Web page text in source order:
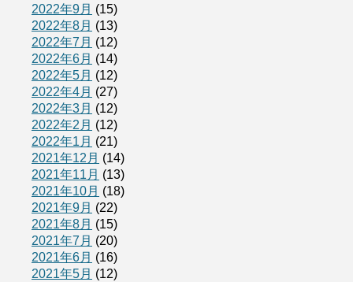
2022年9月 (15)
2022年8月 (13)
2022年7月 (12)
2022年6月 (14)
2022年5月 (12)
2022年4月 (27)
2022年3月 (12)
2022年2月 (12)
2022年1月 (21)
2021年12月 (14)
2021年11月 (13)
2021年10月 (18)
2021年9月 (22)
2021年8月 (15)
2021年7月 (20)
2021年6月 (16)
2021年5月 (12)